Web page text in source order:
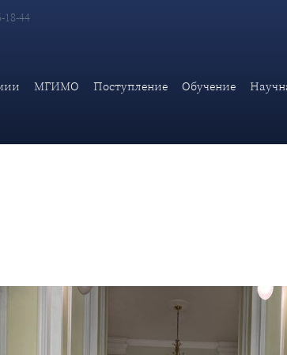
18-44
МГИМО Поступление Обучение
МИД России состоялось вручение дипломов